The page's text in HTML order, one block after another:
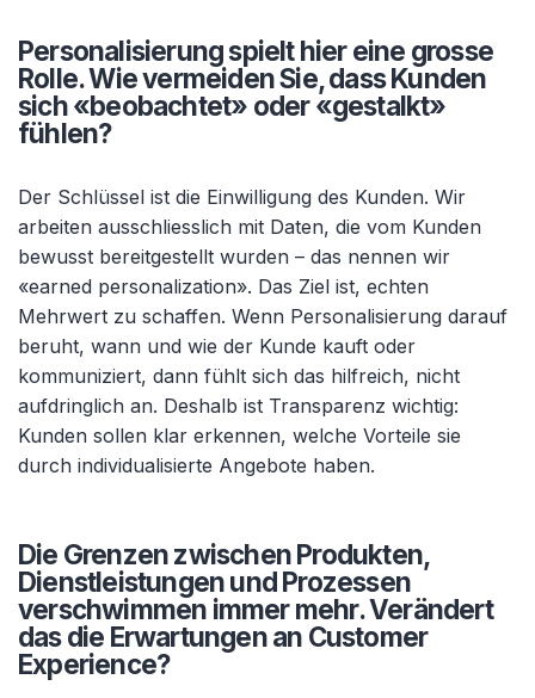
Personalisierung spielt hier eine grosse
Rolle. Wie vermeiden Sie, dass Kunden
sich «beobachtet» oder «gestalkt»
fühlen?
Der Schlüssel ist die Einwilligung des Kunden. Wir
arbeiten ausschliesslich mit Daten, die vom Kunden
bewusst bereitgestellt wurden – das nennen wir
«earned personalization». Das Ziel ist, echten
Mehrwert zu schaffen. Wenn Personalisierung darauf
beruht, wann und wie der Kunde kauft oder
kommuniziert, dann fühlt sich das hilfreich, nicht
aufdringlich an. Deshalb ist Transparenz wichtig:
Kunden sollen klar erkennen, welche Vorteile sie
durch individualisierte Angebote haben.
Die Grenzen zwischen Produkten,
Dienstleistungen und Prozessen
verschwimmen immer mehr. Verändert
das die Erwartungen an Customer
Experience?